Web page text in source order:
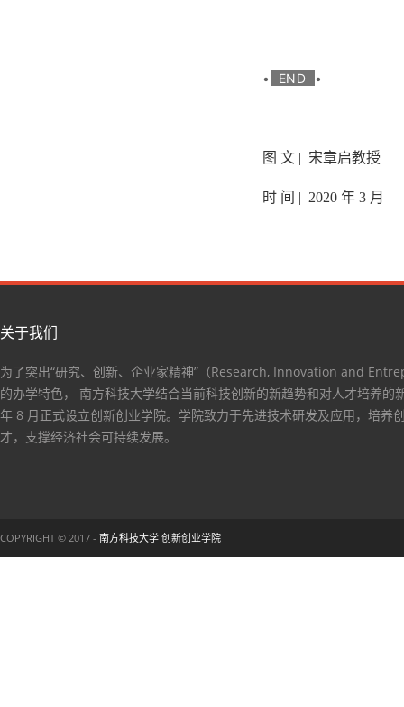
• END •
图 文 | 宋章启教授
时 间 | 2020 年 3 月
关于我们
为了突出“研究、创新、企业家精神”（Research, Innovation and
的办学特色， 南方科技大学结合当前科技创新的新趋势和对人才培养的
年 8 月正式设立创新创业学院。学院致力于先进技术研发及应用，培养
才，支撑经济社会可持续发展。
COPYRIGHT © 2017 - 南方科技大学 创新创业学院